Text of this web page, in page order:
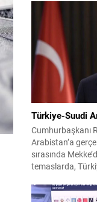
görev yapan
aktif olarak
faaliyetleri
bin 315
Türkiye-Suudi
Cumhurbaşkanı
Arabistan’a
sırasında
temaslarda,
birliği çerçevesi